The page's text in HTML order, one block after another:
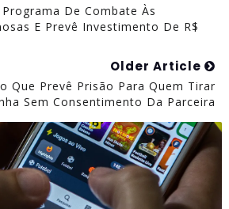
De Combate Às
E Prevê Investimento De R$
Older Article
Que Prevê Prisão Para Quem Tirar
Sem Consentimento Da Parceira